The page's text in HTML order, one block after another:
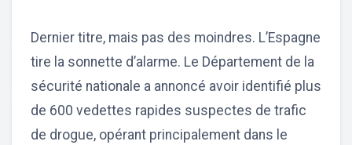
Dernier titre, mais pas des moindres. L’Espagne
tire la sonnette d’alarme. Le Département de la
sécurité nationale a annoncé avoir identifié plus
de 600 vedettes rapides suspectes de trafic
de drogue, opérant principalement dans le